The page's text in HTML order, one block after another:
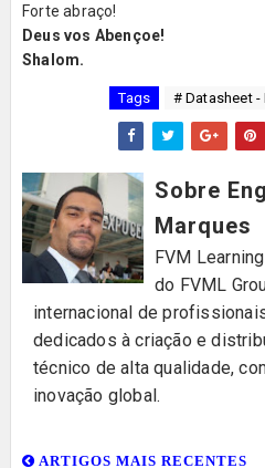
Forte abraço!
Deus vos Abençoe!
Shalom.
Tags # Datasheet -
Sobre
Marques
FVM
do FVML
internacional de
dedicados à criação e
técnico de alta qualidade,
inovação global.
ARTIGOS MAIS RECENTES